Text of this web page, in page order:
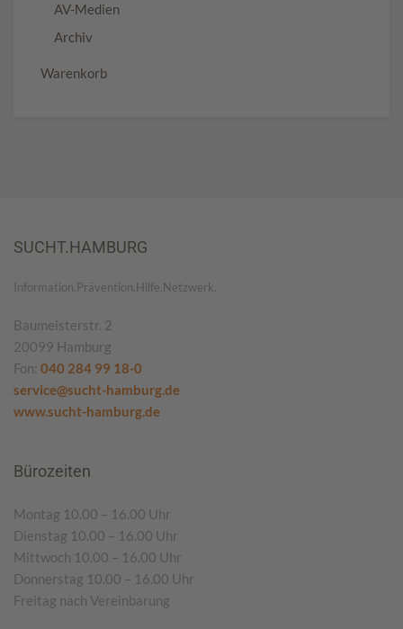
AV-Medien
Archiv
Warenkorb
SUCHT.HAMBURG
Information.Prävention.Hilfe.Netzwerk.
Baumeisterstr. 2
20099 Hamburg
Fon: 040 284 99 18-0
service@sucht-hamburg.de
www.sucht-hamburg.de
Bürozeiten
Montag 10.00 – 16.00 Uhr
Dienstag 10.00 – 16.00 Uhr
Mittwoch 10.00 – 16.00 Uhr
Donnerstag 10.00 – 16.00 Uhr
Freitag nach Vereinbarung